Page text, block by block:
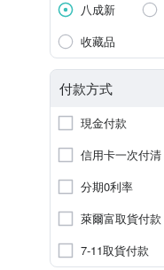
八成新
收藏品
付款方式
現金付款
信用卡一次付清
分期0利率
萊爾富取貨付款
7-11取貨付款